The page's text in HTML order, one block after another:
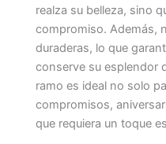
realza su belleza, sino
compromiso. Además,
duraderas, lo que
conserve su esplendor
ramo es ideal no solo
compromisos,
que requiera un toque